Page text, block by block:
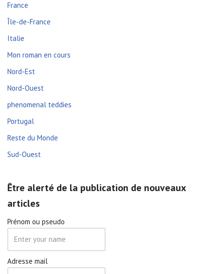
France
Île-de-France
Italie
Mon roman en cours
Nord-Est
Nord-Ouest
phenomenal teddies
Portugal
Reste du Monde
Sud-Ouest
Être alerté de la publication de nouveaux
articles
Prénom ou pseudo
Adresse mail